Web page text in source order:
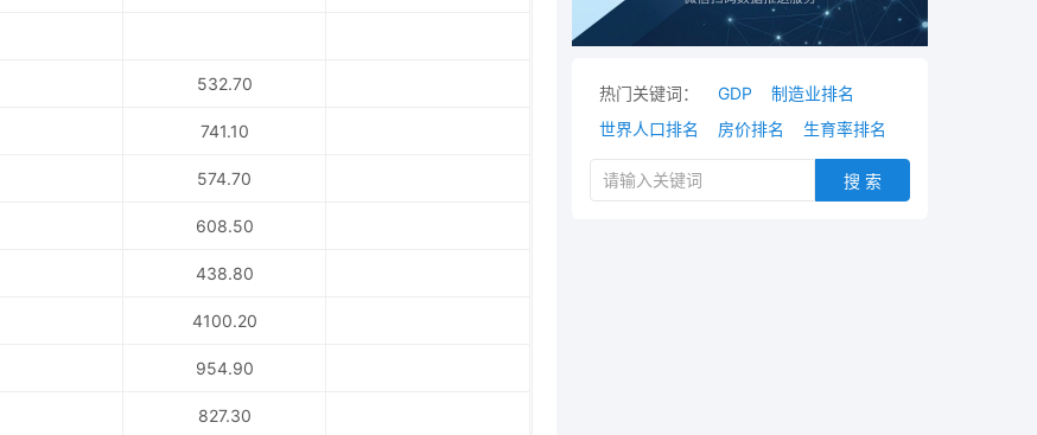
532.70
741.10
574.70
608.50
438.80
4100.20
954.90
827.30
热门关键词： GDP
制造业排名
世界人口排名
房价排名 生育率排名
搜 索